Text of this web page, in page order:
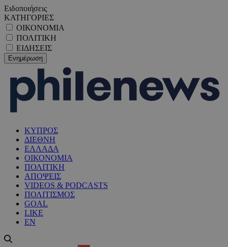
Ειδοποιήσεις
ΚΑΤΗΓΟΡΙΕΣ
ΟΙΚΟΝΟΜΙΑ
ΠΟΛΙΤΙΚΗ
ΕΙΔΗΣΕΙΣ
ΚΥΠΡΟΣ
ΔΙΕΘΝΗ
ΕΛΛΑΔΑ
ΟΙΚΟΝΟΜΙΑ
ΠΟΛΙΤΙΚΗ
ΑΠΟΨΕΙΣ
VIDEOS & PODCASTS
ΠΟΛΙΤΙΣΜΟΣ
GOAL
LIKE
EN